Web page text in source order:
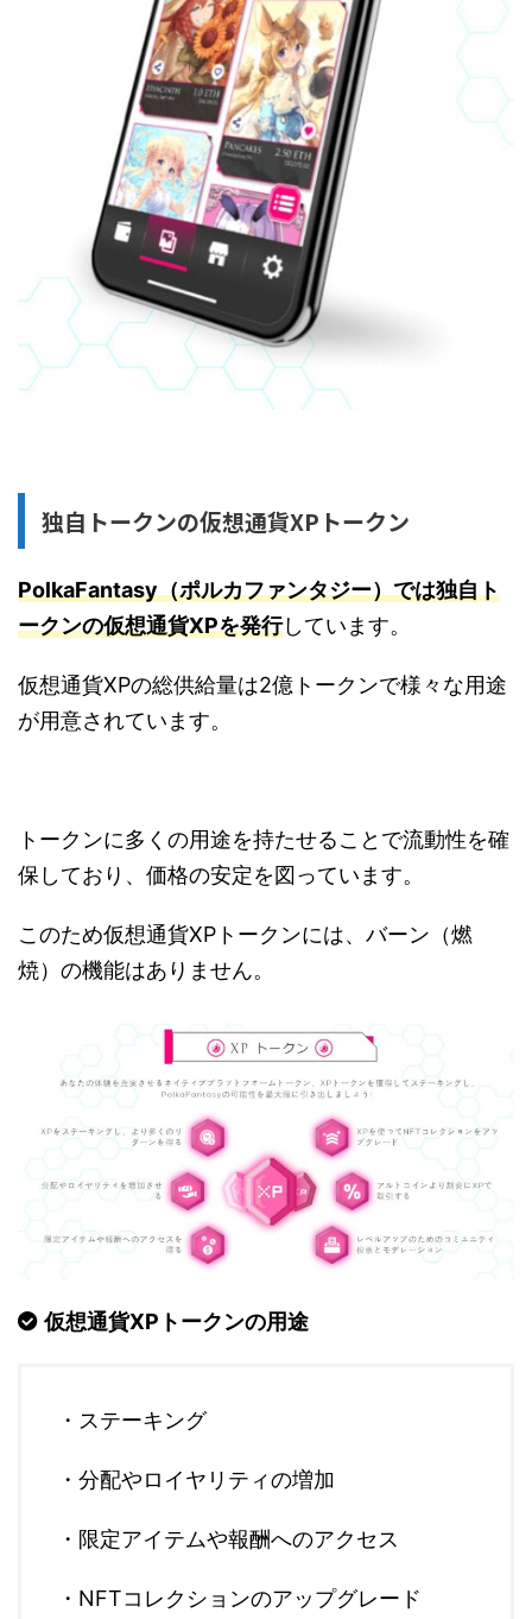
独自トークンの仮想通貨XPトークン
PolkaFantasy（ポルカファンタジー）では独自ト
ークンの仮想通貨XPを発行しています。
仮想通貨XPの総供給量は2億トークンで様々な用途
が用意されています。
トークンに多くの用途を持たせることで流動性を確
保しており、価格の安定を図っています。
このため仮想通貨XPトークンには、バーン（燃
焼）の機能はありません。
仮想通貨XPトークンの用途
・ステーキング
・分配やロイヤリティの増加
・限定アイテムや報酬へのアクセス
・NFTコレクションのアップグレード